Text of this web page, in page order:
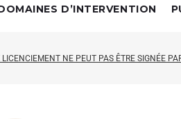
D’INTERVENTION
NE PEUT PAS ÊTRE SIGNÉE